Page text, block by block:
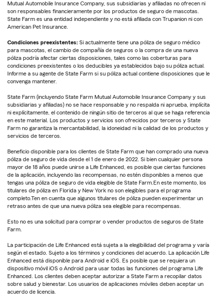
Mutual Automobile Insurance Company, sus subsidiarias y afiliadas no ofrecen ni
son responsables financieramente por los productos de seguro de mascotas.
State Farm es una entidad independiente y no está afiliada con Trupanion ni con
American Pet Insurance.
Condiciones preexistentes: Si actualmente tiene una póliza de seguro médico
para mascotas, el cambio de compañía de seguros o la compra de una nueva
póliza podría afectar ciertas disposiciones, tales como las coberturas para
condiciones preexistentes o los deducibles ya establecidos bajo su póliza actual.
Informe a su agente de State Farm si su póliza actual contiene disposiciones que le
convenga mantener.
State Farm (incluyendo State Farm Mutual Automobile Insurance Company y sus
subsidiarias y afiliadas) no se hace responsable y no respalda ni aprueba, implícita
ni explícitamente, el contenido de ningún sitio de terceros al que se haga referencia
en este material. Los productos y servicios son ofrecidos por terceros y State
Farm no garantiza la mercantabilidad, la idoneidad ni la calidad de los productos y
servicios de terceros.
Beneficio disponible para los clientes de State Farm que han comprado una nueva
póliza de seguro de vida desde el 1 de enero de 2022. Si bien cualquier persona
mayor de 18 años puede unirse a Life Enhanced, es posible que ciertas funciones
de la aplicación, incluyendo las recompensas, no estén disponibles a menos que
tengas una póliza de seguro de vida elegible de State Farm.En este momento, los
titulares de póliza en Florida y New York no son elegibles para el programa
completo.Ten en cuenta que algunos titulares de póliza pueden experimentar un
retraso antes de que una nueva póliza sea elegible para recompensas.
Esto no es una solicitud para comprar o vender productos de seguros de State
Farm.
La participación de Life Enhanced está sujeta a la elegibilidad del programa y varía
según el estado. Sujeto a los términos y condiciones del acuerdo. La aplicación Life
Enhanced está disponible para Android e iOS. Es posible que se requiera un
dispositivo móvil iOS o Android para usar todas las funciones del programa Life
Enhanced. Los clientes deben aceptar autorizar a State Farm a recopilar datos
sobre salud y bienestar. Los usuarios de aplicaciones móviles deben aceptar un
acuerdo de licencia.